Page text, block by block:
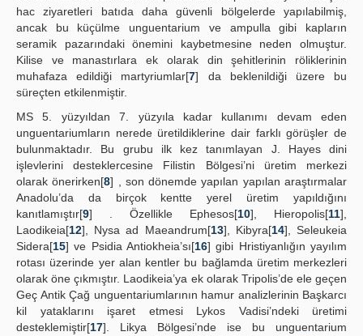
hac ziyaretleri batıda daha güvenli bölgelerde yapılabilmiş,
ancak bu küçülme unguentarium ve ampulla gibi kapların
seramik pazarındaki önemini kaybetmesine neden olmuştur.
Kilise ve manastırlara ek olarak din şehitlerinin röliklerinin
muhafaza edildiği martyriumlar[7] da beklenildiği üzere bu
süreçten etkilenmiştir.
MS 5. yüzyıldan 7. yüzyıla kadar kullanımı devam eden
unguentariumların nerede üretildiklerine dair farklı görüşler de
bulunmaktadır. Bu grubu ilk kez tanımlayan J. Hayes dini
işlevlerini desteklercesine Filistin Bölgesi’ni üretim merkezi
olarak önerirken[8] , son dönemde yapılan yapılan araştırmalar
Anadolu’da da birçok kentte yerel üretim yapıldığını
kanıtlamıştır[9] . Özellikle Ephesos[10], Hieropolis[11],
Laodikeia[12], Nysa ad Maeandrum[13], Kibyra[14], Seleukeia
Sidera[15] ve Psidia Antiokheia’sı[16] gibi Hristiyanlığın yayılım
rotası üzerinde yer alan kentler bu bağlamda üretim merkezleri
olarak öne çıkmıştır. Laodikeia’ya ek olarak Tripolis’de ele geçen
Geç Antik Çağ unguentariumlarının hamur analizlerinin Başkarcı
kil yataklarını işaret etmesi Lykos Vadisi’ndeki üretimi
desteklemiştir[17]. Likya Bölgesi’nde ise bu unguentarium